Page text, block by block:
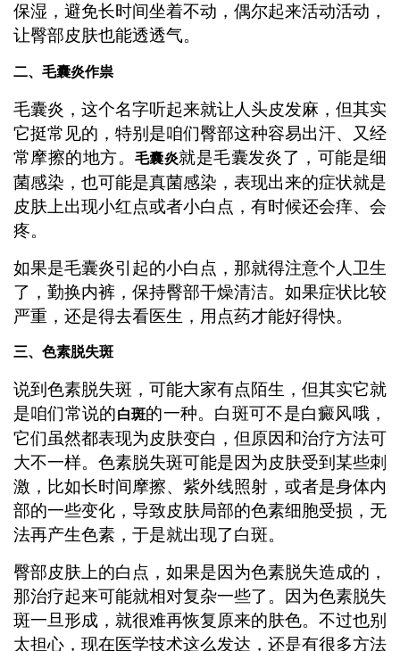
保湿，避免长时间坐着不动，偶尔起来活动活动，
让臀部皮肤也能透透气。
二、毛囊炎作祟
毛囊炎，这个名字听起来就让人头皮发麻，但其实
它挺常见的，特别是咱们臀部这种容易出汗、又经
常摩擦的地方。
毛囊炎就是毛囊发炎了，可能是细
菌感染，也可能是真菌感染，表现出来的症状就是
皮肤上出现小红点或者小白点，有时候还会痒、会
疼。
如果是毛囊炎引起的小白点，那就得注意个人卫生
了，勤换内裤，保持臀部干燥清洁。如果症状比较
严重，还是得去看医生，用点药才能好得快。
三、色素脱失斑
说到色素脱失斑，可能大家有点陌生，但其实它就
是咱们常说的白斑的一种。白斑可不是白癜风哦，
它们虽然都表现为皮肤变白，但原因和治疗方法可
大不一样。色素脱失斑可能是因为皮肤受到某些刺
激，比如长时间摩擦、紫外线照射，或者是身体内
部的一些变化，导致皮肤局部的色素细胞受损，无
法再产生色素，于是就出现了白斑。
臀部皮肤上的白点，如果是因为色素脱失造成的，
那治疗起来可能就相对复杂一些了。因为色素脱失
斑一旦形成，就很难再恢复原来的肤色。不过也别
太担心，现在医学技术这么发达，还是有很多方法